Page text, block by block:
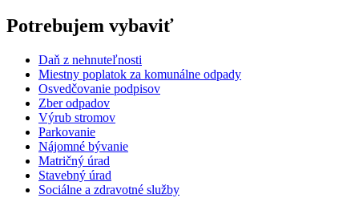
Potrebujem vybaviť
Daň z nehnuteľnosti
Miestny poplatok za komunálne odpady
Osvedčovanie podpisov
Zber odpadov
Výrub stromov
Parkovanie
Nájomné bývanie
Matričný úrad
Stavebný úrad
Sociálne a zdravotné služby